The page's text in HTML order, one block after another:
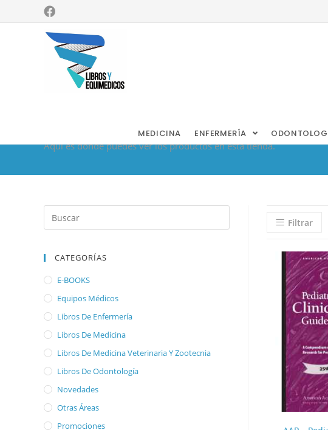
MEDICINA ENFERMERÍA
Aquí es donde puedes ver los productos en esta tienda.
Filtrar
CATEGORÍAS
E-BOOKS
Equipos Médicos
Libros De Enfermería
Libros De Medicina
Libros De Medicina Veterinaria Y Zootecnia
Libros De Odontología
Novedades
Otras Áreas
Promociones